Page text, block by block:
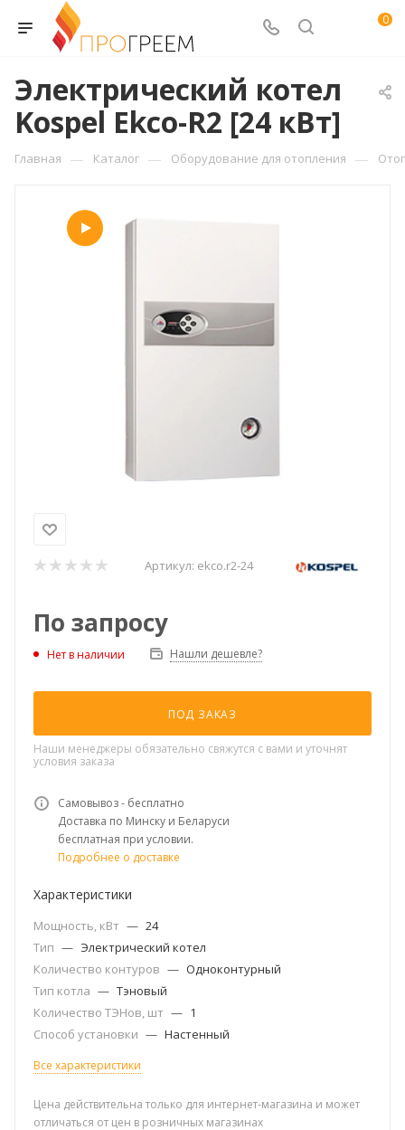
0
Электрический котел
Kospel Ekco-R2 [24 кВт]
Главная — Каталог — Оборудование для отопления —
Артикул: ekco.r2-24
По запросу
Нет в наличии Нашли дешевле?
ПОД ЗАКАЗ
Наши менеджеры обязательно свяжутся с вами и уточнят
условия заказа
Самовывоз - бесплатно
Доставка по Минску и Беларуси
бесплатная при условии.
Подробнее о доставке
Характеристики
Мощность, кВт — 24
Тип — Электрический котел
Количество контуров — Одноконтурный
Тип котла — Тэновый
Количество ТЭНов, шт — 1
Способ установки — Настенный
Все характеристики
Цена действительна только для интернет-магазина и может
отличаться от цен в розничных магазинах